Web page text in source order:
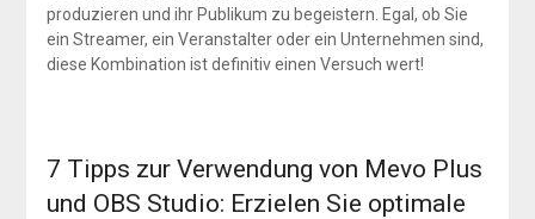
produzieren und ihr Publikum zu begeistern. Egal, ob Sie
ein Streamer, ein Veranstalter oder ein Unternehmen sind,
diese Kombination ist definitiv einen Versuch wert!
7 Tipps zur Verwendung von Mevo Plus
und OBS Studio: Erzielen Sie optimale